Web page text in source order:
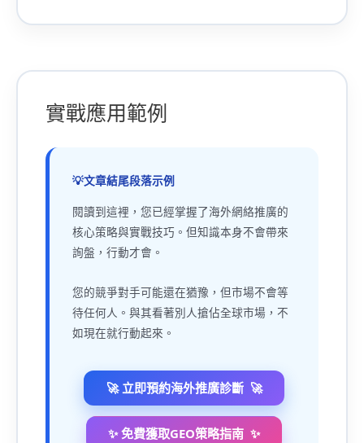
實戰應用範例
文章結尾段落示例
閱讀到這裡，您已經掌握了海外網絡推廣的
核心策略與實戰技巧。但知識本身不會帶來
詢盤，行動才會。
您的競爭對手可能還在猶豫，但市場不會等
待任何人。與其看著別人搶佔全球市場，不
如現在就行動起來。
🚀 立即預約海外推廣診斷
✨ 免費獲取GEO策略指南